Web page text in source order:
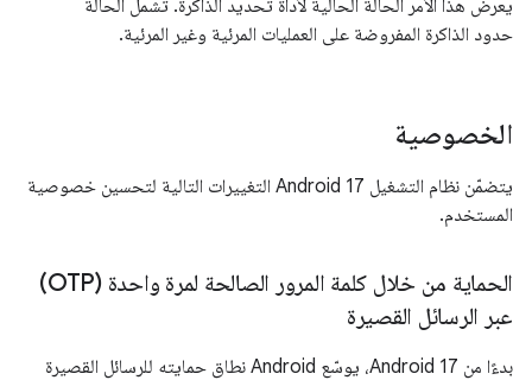
يعرض هذا الأمر الحالة الحالية لأداة تحديد الذاكرة. تشمل الحالة
حدود الذاكرة المفروضة على العمليات المرئية وغير المرئية.
الخصوصية
يتضمّن نظام التشغيل Android 17 التغييرات التالية لتحسين خصوصية
المستخدم.
الحماية من خلال كلمة المرور الصالحة لمرة واحدة (OTP)
عبر الرسائل القصيرة
بدءًا من Android 17، يوسّع Android نطاق حمايته للرسائل القصيرة